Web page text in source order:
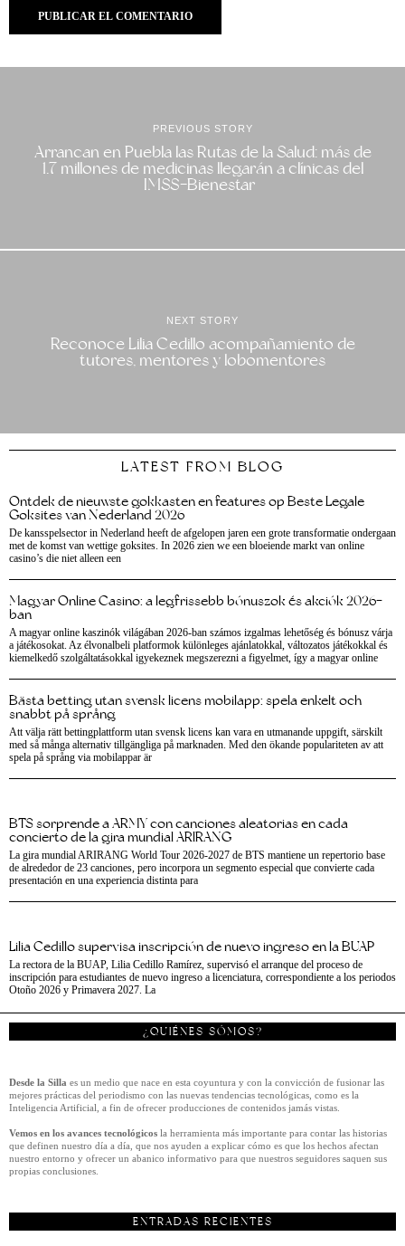
PREVIOUS STORY
Arrancan en Puebla las Rutas de la Salud: más de
1.7 millones de medicinas llegarán a clínicas del
IMSS-Bienestar
NEXT STORY
Reconoce Lilia Cedillo acompañamiento de
tutores, mentores y lobomentores
LATEST FROM BLOG
Ontdek de nieuwste gokkasten en features op Beste Legale
Goksites van Nederland 2026
De kansspelsector in Nederland heeft de afgelopen jaren een grote transformatie ondergaan
met de komst van wettige goksites. In 2026 zien we een bloeiende markt van online
casino’s die niet alleen een
Magyar Online Casino: a legfrissebb bónuszok és akciók 2026-
ban
A magyar online kaszinók világában 2026-ban számos izgalmas lehetőség és bónusz várja
a játékosokat. Az élvonalbeli platformok különleges ajánlatokkal, változatos játékokkal és
kiemelkedő szolgáltatásokkal igyekeznek megszerezni a figyelmet, így a magyar online
Bästa betting utan svensk licens mobilapp: spela enkelt och
snabbt på språng
Att välja rätt bettingplattform utan svensk licens kan vara en utmanande uppgift, särskilt
med så många alternativ tillgängliga på marknaden. Med den ökande populariteten av att
spela på språng via mobilappar är
BTS sorprende a ARMY con canciones aleatorias en cada
concierto de la gira mundial ARIRANG
La gira mundial ARIRANG World Tour 2026-2027 de BTS mantiene un repertorio base
de alrededor de 23 canciones, pero incorpora un segmento especial que convierte cada
presentación en una experiencia distinta para
Lilia Cedillo supervisa inscripción de nuevo ingreso en la BUAP
La rectora de la BUAP, Lilia Cedillo Ramírez, supervisó el arranque del proceso de
inscripción para estudiantes de nuevo ingreso a licenciatura, correspondiente a los periodos
Otoño 2026 y Primavera 2027. La
¿QUIÉNES SÓMOS?
Desde la Silla es un medio que nace en esta coyuntura y con la convicción de fusionar las
mejores prácticas del periodismo con las nuevas tendencias tecnológicas, como es la
Inteligencia Artificial, a fin de ofrecer producciones de contenidos jamás vistas.
Vemos en los avances tecnológicos la herramienta más importante para contar las historias
que definen nuestro día a día, que nos ayuden a explicar cómo es que los hechos afectan
nuestro entorno y ofrecer un abanico informativo para que nuestros seguidores saquen sus
propias conclusiones.
ENTRADAS RECIENTES